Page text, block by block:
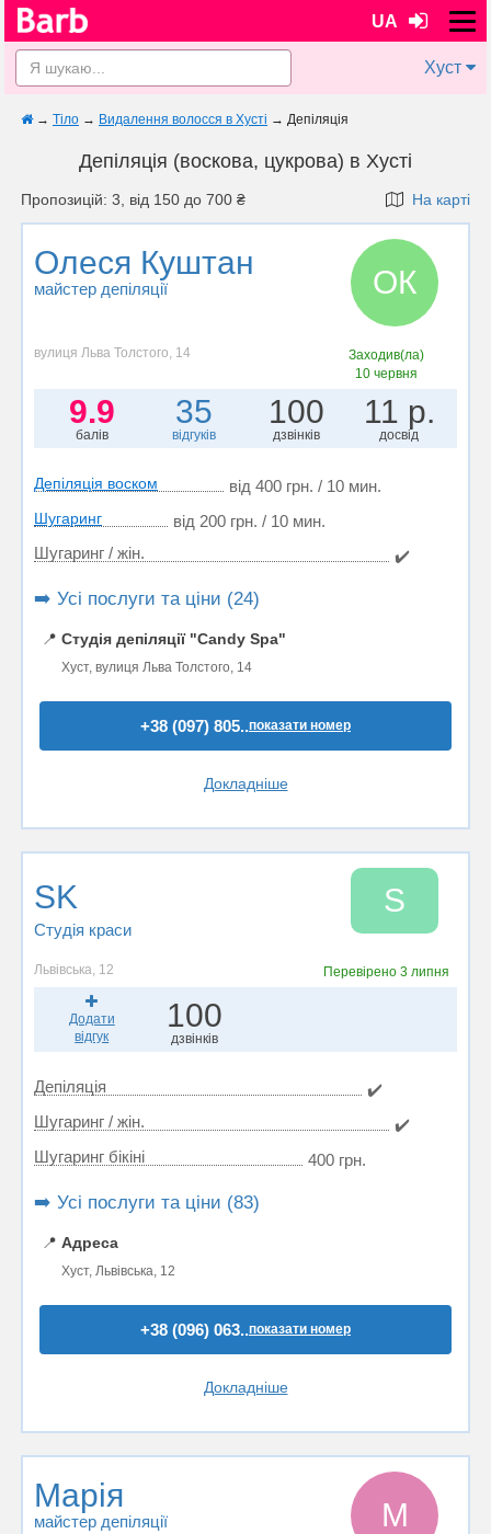
UA
Хуст
→ Тіло → Видалення волосся в Хусті → Депіляція
Депіляція (воскова, цукрова) в Хусті
Пропозицій: 3, від 150 до 700 ₴ На карті
Олеся Куштан
майстер депіляції ОК
вулиця Льва Толстого, 14
Заходив(ла)
10 червня
9.9
балів
35
відгуків
100
дзвінків
11 р.
досвід
Депіляція воском від 400 грн. / 10 мин.
Шугаринг
від 200 грн. / 10 мин.
Шугаринг / жін.
✔️
➡️ Усі послуги та ціни (24)
📍 Студія депіляції "Candy Spa"
Хуст, вулиця Льва Толстого, 14
+38 (097) 805..показати номер
Докладніше
SK
Студія краси
S
Львівська, 12 Перевірено3 липня
Додати
відгук
100
дзвінків
Депіляція
✔️
Шугаринг / жін.
✔️
Шугаринг бікіні
400 грн.
➡️ Усі послуги та ціни (83)
📍 Адреса
Хуст, Львівська, 12
+38 (096) 063..показати номер
Докладніше
Марія
майстер депіляції М